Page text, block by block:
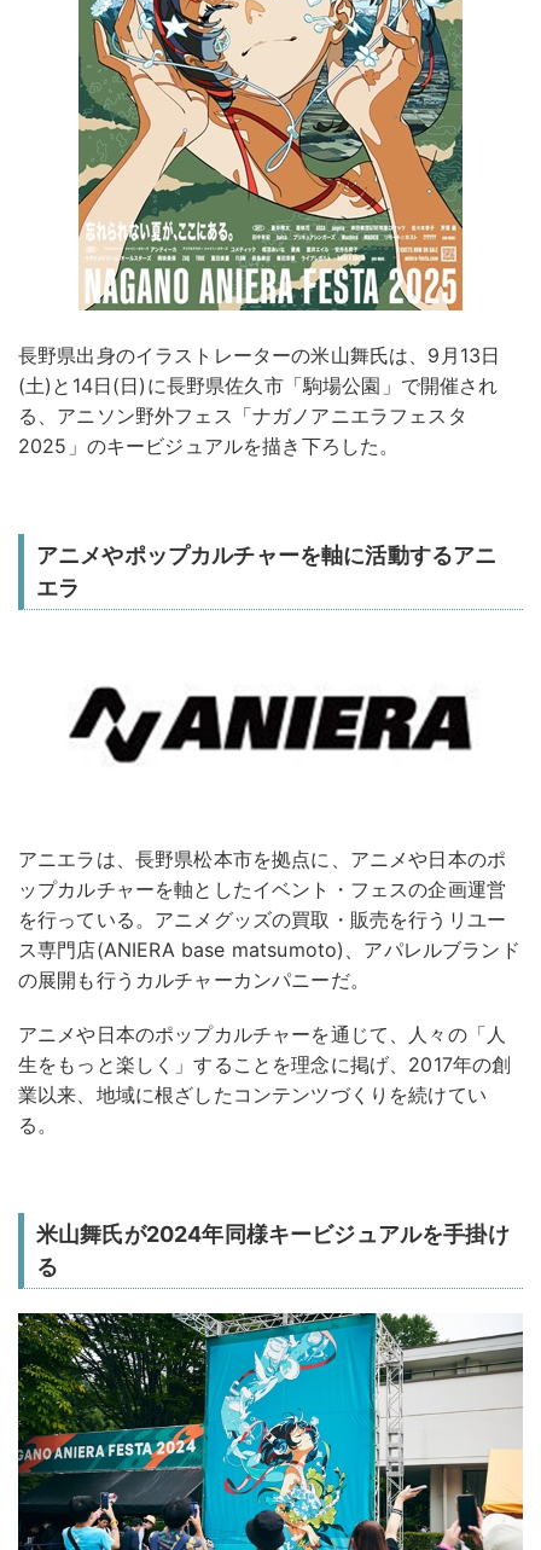
長野県出身のイラストレーターの米山舞氏は、9月13日
(土)と14日(日)に長野県佐久市「駒場公園」で開催され
る、アニソン野外フェス「ナガノアニエラフェスタ
2025」のキービジュアルを描き下ろした。
アニメやポップカルチャーを軸に活動するアニ
エラ
アニエラは、長野県松本市を拠点に、アニメや日本のポ
ップカルチャーを軸としたイベント・フェスの企画運営
を行っている。アニメグッズの買取・販売を行うリユー
ス専門店(ANIERA base matsumoto)、アパレルブランド
の展開も行うカルチャーカンパニーだ。
アニメや日本のポップカルチャーを通じて、人々の「人
生をもっと楽しく」することを理念に掲げ、2017年の創
業以来、地域に根ざしたコンテンツづくりを続けてい
る。
米山舞氏が2024年同様キービジュアルを手掛け
る